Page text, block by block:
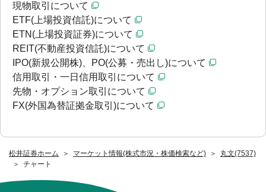
松井証券ホーム マーケット情報(株式市況・株価検索など)
丸文(7537)
チャート
現物取引について
ETF(上場投資信託)について
ETN(上場投資証券)について
REIT(不動産投資信託)について
IPO(新規公開株)、PO(公募・売出し)について
信用取引・一日信用取引について
先物・オプション取引について
FX(外国為替証拠金取引)について